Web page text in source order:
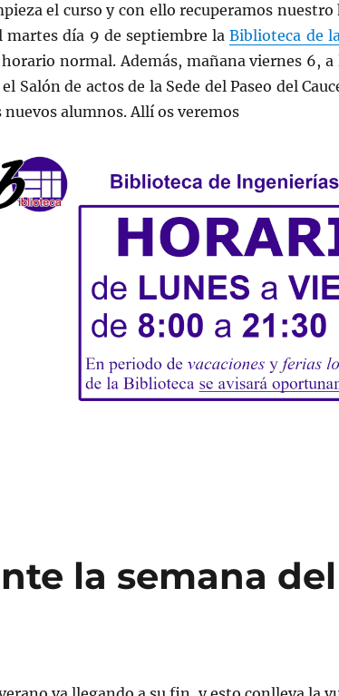
el curso y con ello recuperamos
martes día 9 de septiembre laBiblioteca de
normal. Además, mañana viernes 6,
Salón de actos de la Sede del Paseo del
nuevos alumnos. Allí os veremos
la semana